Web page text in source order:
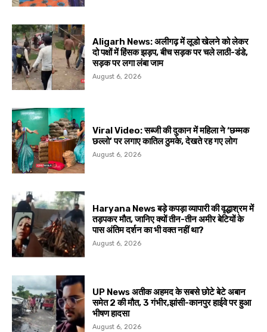
Aligarh News: अलीगढ़ में लूडो खेलने को लेकर
दो पक्षों में हिंसक झड़प, बीच सड़क पर चले लाठी-डंडे,
सड़क पर लगा लंबा जाम
August 6, 2026
Viral Video: सब्जी की दुकान में महिला ने ‘छम्मक
छल्लो’ पर लगाए कातिल ठुमके, देखते रह गए लोग
August 6, 2026
Haryana News बड़े कपड़ा व्यापारी की वृद्धाश्रम में
तड़पकर मौत, जानिए क्यों तीन-तीन अमीर बेटियों के
पास अंतिम दर्शन का भी वक्त नहीं था?
August 6, 2026
UP News अतीक अहमद के सबसे छोटे बेटे अबान
समेत 2 की मौत, 3 गंभीर,झांसी-कानपुर हाईवे पर हुआ
भीषण हादसा
August 6, 2026